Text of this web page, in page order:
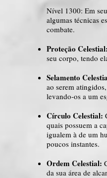
Nível 1300: Em
algumas técnicas
combate.
Proteção Celestial:
seu corpo, tendo
Selamento
ao serem
levando-os a um
Círculo Celestial:
quais possuem a
igualem à de um
poucos instantes.
Ordem Celestial:
da sua área de